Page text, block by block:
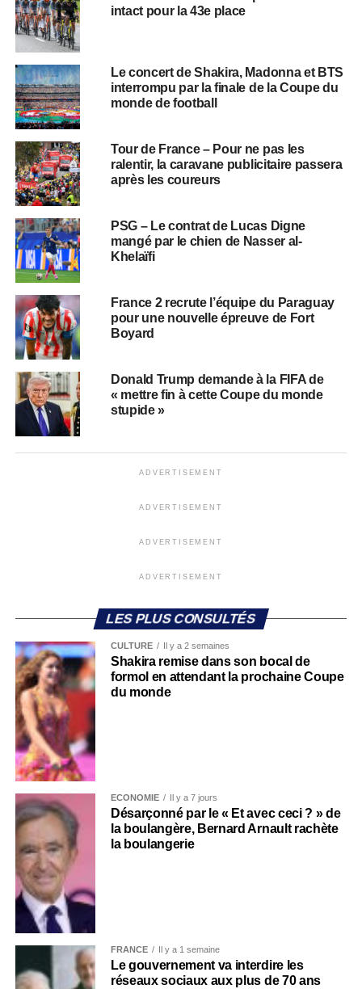
intact pour la 43e place
Le concert de Shakira, Madonna et BTS
interrompu par la finale de la Coupe du
monde de football
Tour de France – Pour ne pas les
ralentir, la caravane publicitaire passera
après les coureurs
PSG – Le contrat de Lucas Digne
mangé par le chien de Nasser al-
Khelaïfi
France 2 recrute l’équipe du Paraguay
pour une nouvelle épreuve de Fort
Boyard
Donald Trump demande à la FIFA de
« mettre fin à cette Coupe du monde
stupide »
ADVERTISEMENT
ADVERTISEMENT
ADVERTISEMENT
ADVERTISEMENT
LES PLUS CONSULTÉS
CULTURE Il y a 2 semaines
Shakira remise dans son bocal de
formol en attendant la prochaine Coupe
du monde
ECONOMIE Il y a 7 jours
Désarçonné par le « Et avec ceci ? » de
la boulangère, Bernard Arnault rachète
la boulangerie
FRANCE Il y a 1 semaine
Le gouvernement va interdire les
réseaux sociaux aux plus de 70 ans